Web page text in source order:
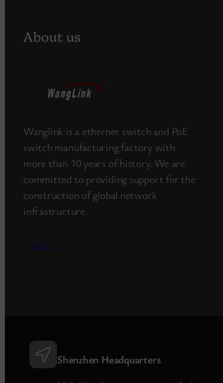
About us
Wanglink is a ethernet switch and PoE
switch manufacturing factory with
more than 10 years of history. We are
committed to providing support for the
construction of global network
infrastructure.
more_>
Shenzhen Headquarters